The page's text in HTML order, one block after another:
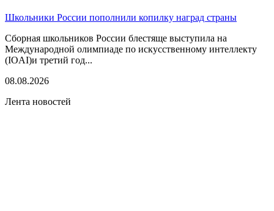
Школьники России пополнили копилку наград страны
Сборная школьников России блестяще выступила на
Международной олимпиаде по искусственному интеллекту
(IOAI)и третий год...
08.08.2026
Лента новостей